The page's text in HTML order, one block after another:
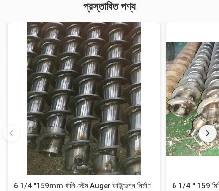
প্রস্তাবিত পণ্য
6 1/4 "159mm খালি স্টেম Auger ফাউন্ডেশন নির্মাণ
6 1/4 ′′ 159